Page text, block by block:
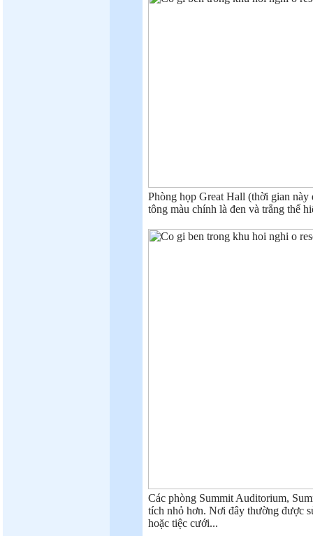
Phòng họp Great Hall (thời gian
tông màu chính là đen và trắng thể
Các phòng Summit Auditorium,
tích nhỏ hơn. Nơi đây thường được
hoặc tiệc cưới...